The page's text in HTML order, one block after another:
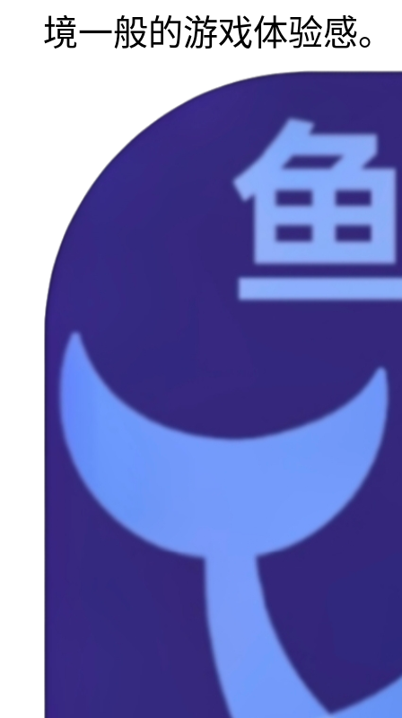
境一般的游戏体验感。